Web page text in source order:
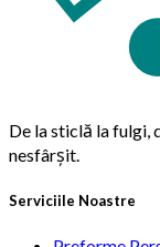
De la sticlă la fulgi,
nesfârșit.
Serviciile Noastre